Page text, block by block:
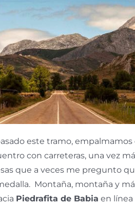
este tramo, empalmamos
con carreteras, una vez
que a veces me pregunto
Montaña, montaña y
Piedrafita de Babia en línea